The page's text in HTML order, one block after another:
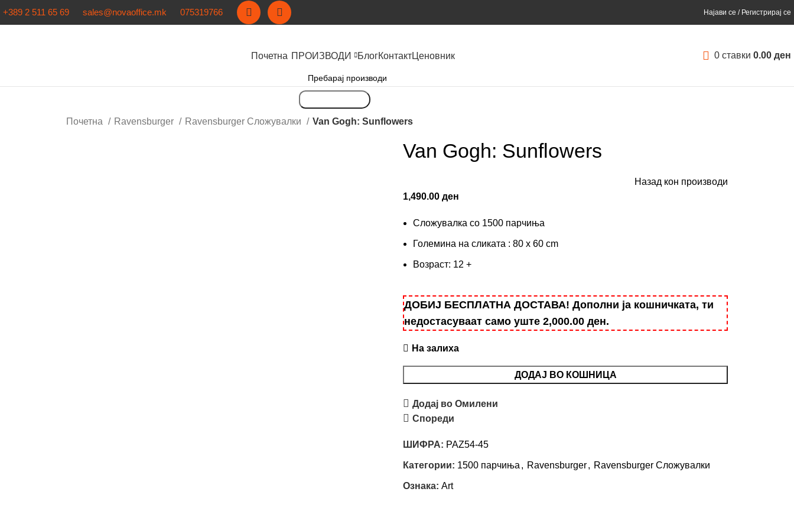
+389 2 511 65 69 sales@novaoffice.mk 075319766 Најави се / Регистрирај се
Почетна ПРОИЗВОДИ БлогКонтактЦеновник 0 ставки 0.00 ден
Почетна Ravensburger Ravensburger Сложувалки Van Gogh: Sunflowers
Van Gogh: Sunflowers
Назад кон производи
1,490.00 ден
Сложувалка со 1500 парчиња
Големина на сликата : 80 x 60 cm
Возраст: 12 +
ДОБИЈ БЕСПЛАТНА ДОСТАВА! Дополни ја кошничката, ти
недостасуваат само уште 2,000.00 ден.
На залиха
ДОДАЈ ВО КОШНИЦА
Додај во Омилени
Спореди
ШИФРА: PAZ54-45
Категории: 1500 парчиња , Ravensburger, Ravensburger Сложувалки
Ознака: Art